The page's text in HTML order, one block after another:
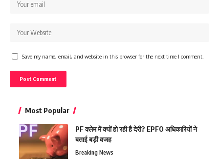
Save my name, email, and website in this browser for the next time I comment.
Most Popular
PF क्लेम में क्यों हो रही है देरी? EPFO अधिकारियों ने
बताई बड़ी वजह
Breaking News